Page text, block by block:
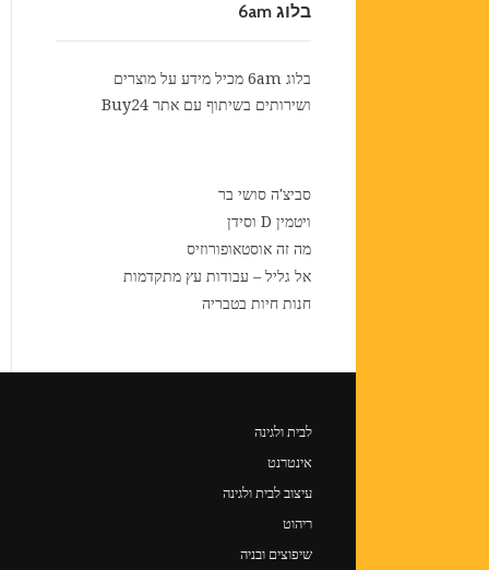
בלוג 6am
בלוג 6am מכיל מידע על מוצרים
ושירותים בשיתוף עם אתר Buy24
סביצ'ה סושי בר
ויטמין D וסידן
מה זה אוסטאופורוזיס
אל גליל – עבודות עץ מתקדמות
חנות חיות בטבריה
לבית ולגינה
אינטרנט
עיצוב לבית ולגינה
ריהוט
שיפוצים ובניה